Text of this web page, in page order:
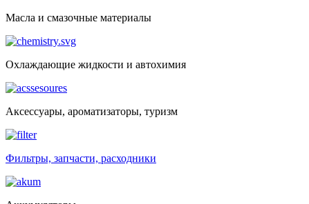
Масла и смазочные материалы
Охлаждающие жидкости и автохимия
Аксессуары, ароматизаторы, туризм
Фильтры, запчасти, расходники